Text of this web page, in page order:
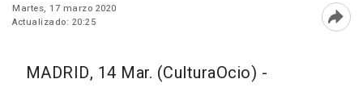
Martes, 17 marzo 2020
Actualizado: 20:25
MADRID, 14 Mar. (CulturaOcio) -